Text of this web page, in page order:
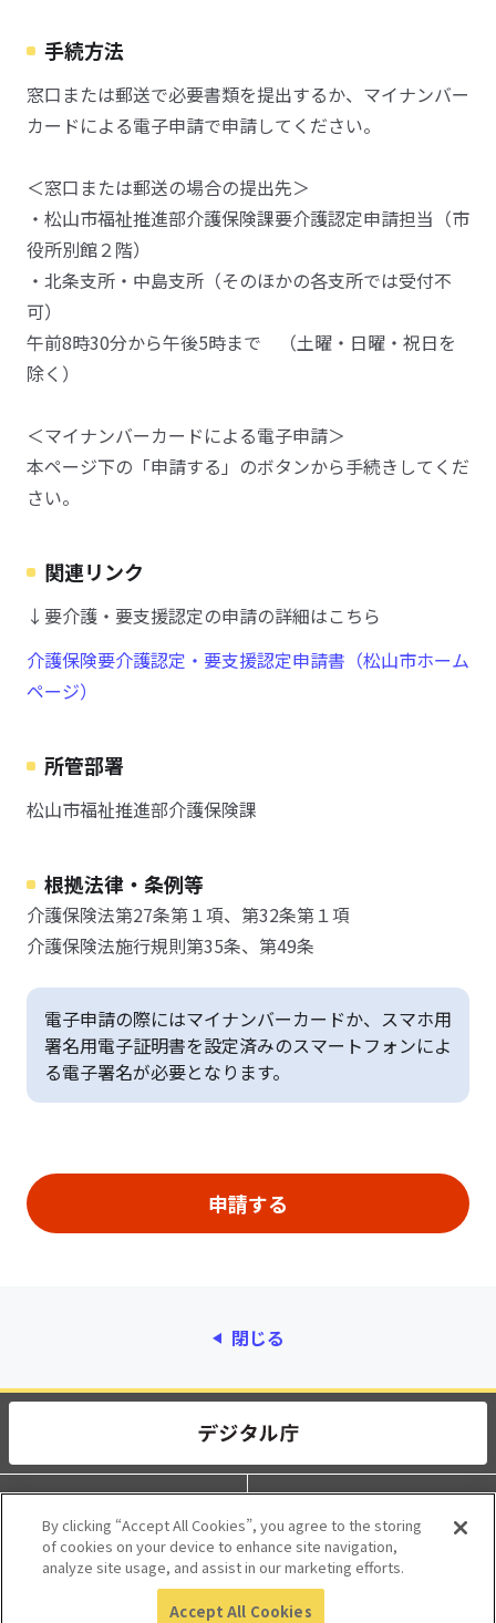
手続方法
窓口または郵送で必要書類を提出するか、マイナンバー
カードによる電子申請で申請してください。
＜窓口または郵送の場合の提出先＞
・松山市福祉推進部介護保険課要介護認定申請担当（市
役所別館２階）
・北条支所・中島支所（そのほかの各支所では受付不
可）
午前8時30分から午後5時まで （土曜・日曜・祝日を
除く）
＜マイナンバーカードによる電子申請＞
本ページ下の「申請する」のボタンから手続きしてくだ
さい。
関連リンク
↓要介護・要支援認定の申請の詳細はこちら
介護保険要介護認定・要支援認定申請書（松山市ホーム
ページ）
所管部署
松山市福祉推進部介護保険課
根拠法律・条例等
介護保険法第27条第１項、第32条第１項
介護保険法施行規則第35条、第49条
電子申請の際にはマイナンバーカードか、スマホ用
署名用電子証明書を設定済みのスマートフォンによ
る電子署名が必要となります。
閉じる
動作環境 個人情報保護
利用規約 アクセシビリティ
© 2017 Digital Agency, Government of Japan.
By clicking “Accept All Cookies”, you agree to the storing
of cookies on your device to enhance site navigation,
analyze site usage, and assist in our marketing efforts.
Accept All Cookies